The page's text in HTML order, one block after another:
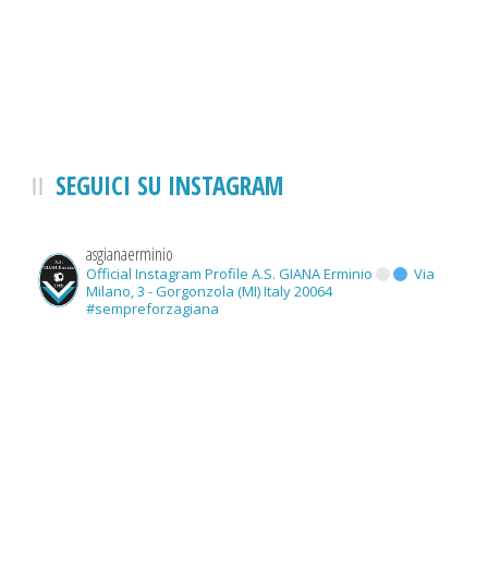
SEGUICI SU INSTAGRAM
asgianaerminio
Official Instagram Profile A.S. GIANA Erminio
Via
Milano, 3 - Gorgonzola (MI) Italy 20064
#sempreforzagiana